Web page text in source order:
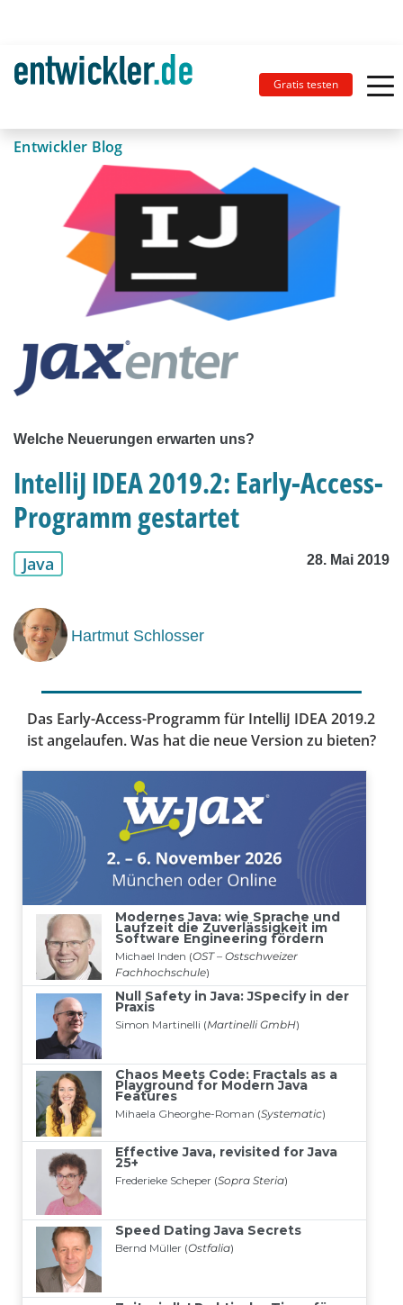
Gratis testen
Entwickler Blog
Welche Neuerungen erwarten uns?
IntelliJ IDEA 2019.2: Early-Access-
Programm gestartet
Java 28. Mai 2019
Hartmut Schlosser
Das Early-Access-Programm für IntelliJ IDEA 2019.2
ist angelaufen. Was hat die neue Version zu bieten?